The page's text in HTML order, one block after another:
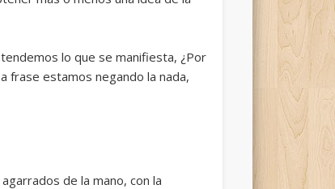
lo que se manifiesta, ¿Por
frase estamos negando la nada,
de la mano, con la